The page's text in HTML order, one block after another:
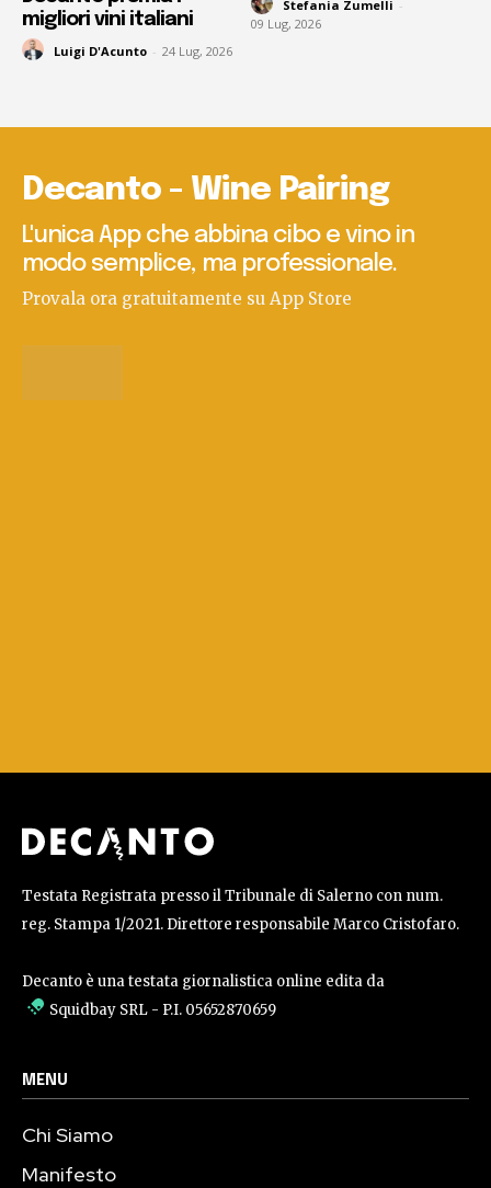
migliori vini italiani
Luigi D'Acunto - 24 Lug, 2026
Stefania Zumelli -
09 Lug, 2026
Decanto - Wine Pairing
L'unica App che abbina cibo e vino in
modo semplice, ma professionale.
Provala ora gratuitamente su App Store
Testata Registrata presso il Tribunale di Salerno con num.
reg. Stampa 1/2021. Direttore responsabile Marco Cristofaro.
Decanto è una testata giornalistica online edita da
Squidbay SRL - P.I. 05652870659
MENU
Chi Siamo
Manifesto